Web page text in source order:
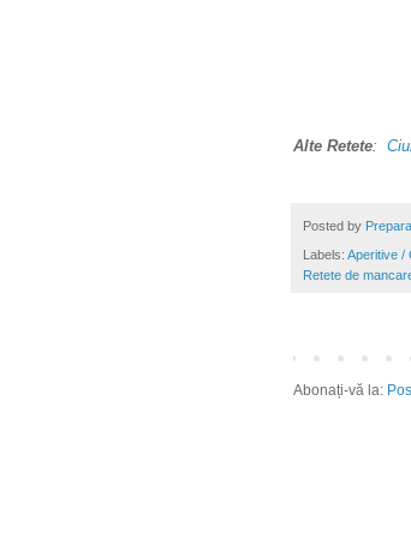
Alte Retete:
Posted by
Labels: Aperitive /
Retete de
Abonați-vă la: